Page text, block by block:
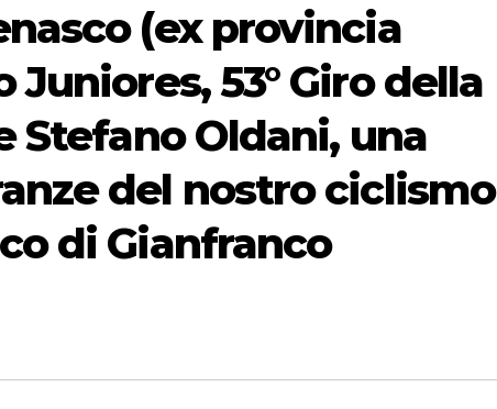
(ex provincia
Juniores, 53° Giro della
Stefano Oldani, una
del nostro ciclismo
di Gianfranco